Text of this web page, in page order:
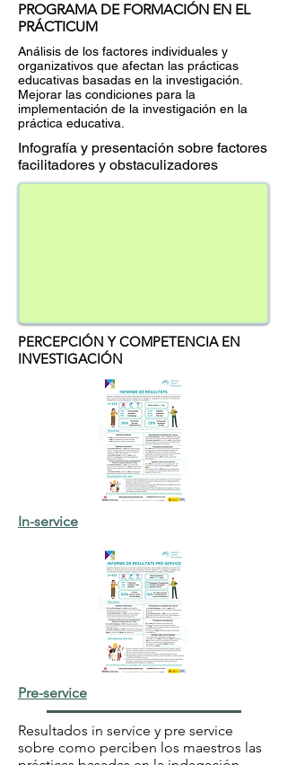
PROGRAMA DE FORMACIÓN EN EL
PRÁCTICUM
Análisis de los factores individuales y
organizativos que afectan las prácticas
educativas basadas en la investigación.
Mejorar las condiciones para la
implementación de la investigación en la
práctica educativa.
Infografía y presentación sobre factores
facilitadores y obstaculizadores
PERCEPCIÓN Y COMPETENCIA EN
INVESTIGACIÓN
In-service
Pre-service
Resultados in service y pre service
sobre como perciben los maestros las